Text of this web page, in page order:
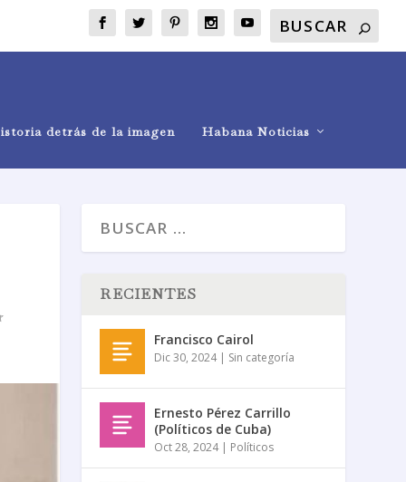
detrás de la imagen Habana Noticias
RECIENTES
Francisco Cairol
Dic 30, 2024| Sin categoría
Ernesto Pérez Carrillo
(Políticos de Cuba)
Oct 28, 2024| Políticos